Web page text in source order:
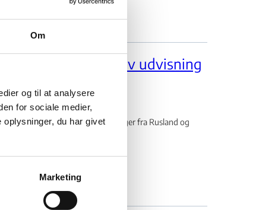
Om
og til at analysere
for sociale medier,
du har givet
Marketing
- Administrativ udvisning
om udvisning af en statsborger fra Rusland og